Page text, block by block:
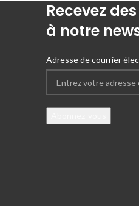
Recevez
à notre
Adresse de courrier